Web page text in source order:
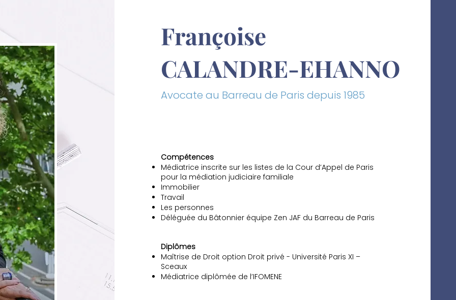
Françoise
CALANDRE-EHANNO
Avocate au Barreau de Paris depuis 1985
Compétences
Médiatrice inscrite sur les listes de la Cour d’Appel de Paris
pour la médiation judiciaire familiale
Immobilier
Travail
Les personnes
Déléguée du Bâtonnier équipe Zen JAF du Barreau de Paris
Diplômes
Maîtrise de Droit option Droit privé - Université Paris XI –
Sceaux
Médiatrice diplômée de l’IFOMENE